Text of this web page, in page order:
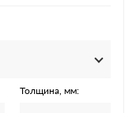
Толщина, мм: